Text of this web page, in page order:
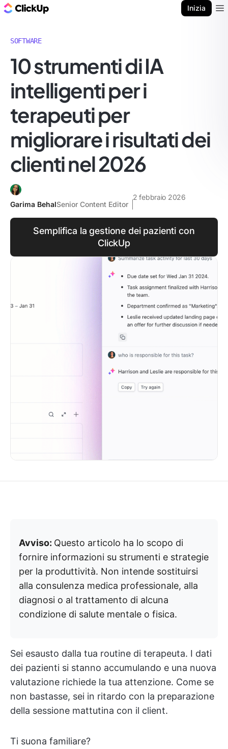
Inizia
SOFTWARE
10 strumenti di IA
intelligenti per i
terapeuti per
migliorare i risultati dei
clienti nel 2026
Garima BehalSenior Content Editor
2 febbraio 2026
Semplifica la gestione dei pazienti con
ClickUp
Avviso: Questo articolo ha lo scopo di
fornire informazioni su strumenti e strategie
per la produttività. Non intende sostituirsi
alla consulenza medica professionale, alla
diagnosi o al trattamento di alcuna
condizione di salute mentale o fisica.
Sei esausto dalla tua routine di terapeuta. I dati
dei pazienti si stanno accumulando e una nuova
valutazione richiede la tua attenzione. Come se
non bastasse, sei in ritardo con la preparazione
della sessione mattutina con il client.
Ti suona familiare?